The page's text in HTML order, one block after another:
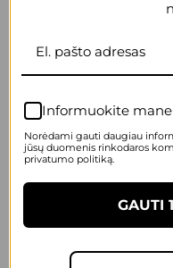
Anonymous
laikyti rankose. Dizainas
Tikrai vienas geriausių
gera kokybė, tvirtas.
Informuokite
Norėdami gauti daugiau
jūsų duomenis rinkodaros
privatumo politiką.
GAUTI